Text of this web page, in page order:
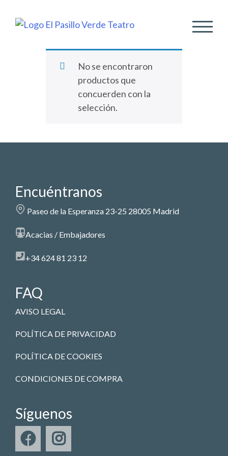
No se encontraron
productos que
concuerden con la
selección.
Encuéntranos
Paseo de la Esperanza 23-25 28005 Madrid
Acacias / Embajadores
+34 624 81 23 12
FAQ
AVISO LEGAL
POLÍTICA DE PRIVACIDAD
POLÍTICA DE COOKIES
CONDICIONES DE COMPRA
Síguenos